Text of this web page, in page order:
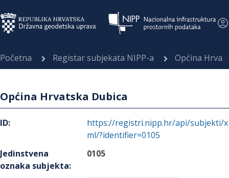
Početna Registar subjekata NIPP-a Općina Hrvatska Dubica
Općina Hrvatska Dubica
ID:
https://registri.nipp.hr/api/subjekti/x
ml/?identifier=0105
Jedinstvena
oznaka subjekta:
0105